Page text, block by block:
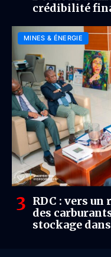
crédibilité
MINES & ÉNERGIE
RDC : vers
des
stockage